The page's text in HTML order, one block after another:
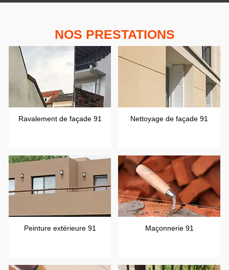
NOS PRESTATIONS
Ravalement de façade 91 Nettoyage de façade 91
Peinture extérieure 91 Maçonnerie 91